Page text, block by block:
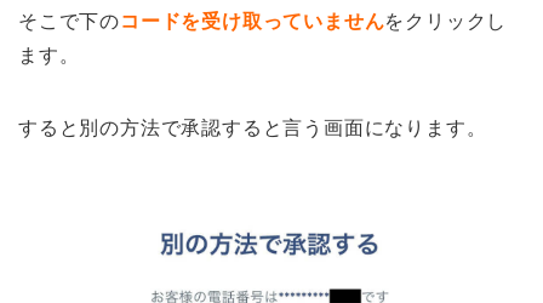
そこで下のコードを受け取っていませんをクリックし
ます。
すると別の方法で承認すると言う画面になります。